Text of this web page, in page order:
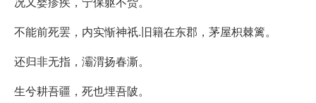
不能前死罢，内实惭神祇.旧籍在东郡，茅屋枳棘篱。
还归非无指，灞渭扬春澌。
生兮耕吾疆，死也埋吾陂。